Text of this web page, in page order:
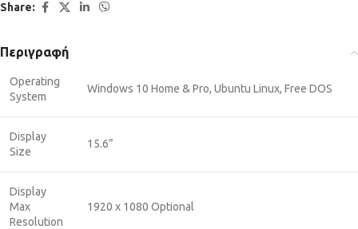
Share:
Περιγραφή
Operating
System
Windows 10 Home & Pro, Ubuntu Linux, Free DOS
Display
Size
15.6”
Display
Max
Resolution
1920 x 1080 Optional